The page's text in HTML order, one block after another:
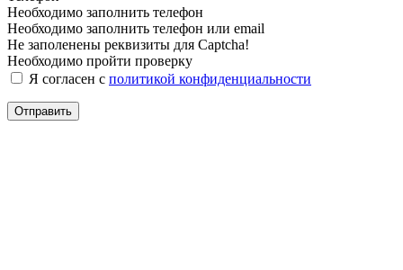
Необходимо заполнить телефон
Необходимо заполнить телефон или email
Не заполенены реквизиты для Captcha!
Необходимо пройти проверку
Я согласен с политикой конфиденциальности
Отправить